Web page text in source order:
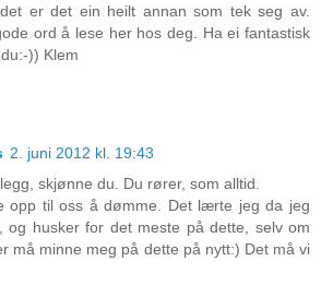
er det ein heilt annan som tek seg av.
ord å lese her hos deg. Ha ei fantastisk
)) Klem
2. juni 2012 kl. 19:43
skjønne du. Du rører, som alltid.
opp til oss å dømme. Det lærte jeg da jeg
og husker for det meste på dette, selv om
må minne meg på dette på nytt:) Det må vi